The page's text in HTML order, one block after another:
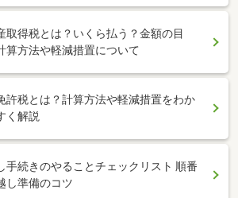
取得税とは？いくら払う？金額の目
算方法や軽減措置について
許税とは？計算方法や軽減措置をわか
く解説
手続きのやることチェックリスト 順番
し準備のコツ